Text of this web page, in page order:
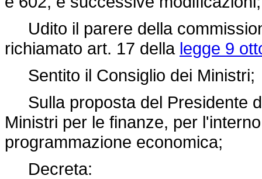
Udito il parere della
richiamato art. 17 della legge 9
Sentito il Consiglio dei Ministri;
Sulla proposta del Presidente
Ministri per le finanze, per
programmazione economica;
Decreta: